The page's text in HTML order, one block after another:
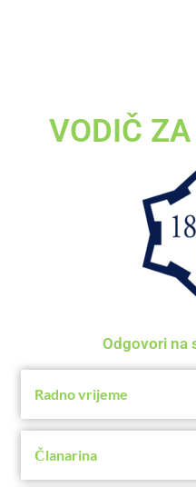
VODIČ
Odgovori na
Radno vrijeme
Članarina